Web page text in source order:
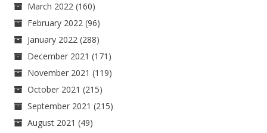
March 2022 (160)
February 2022 (96)
January 2022 (288)
December 2021 (171)
November 2021 (119)
October 2021 (215)
September 2021 (215)
August 2021 (49)